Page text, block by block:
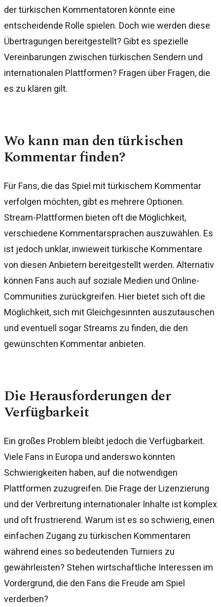
der türkischen Kommentatoren könnte eine
entscheidende Rolle spielen. Doch wie werden diese
Übertragungen bereitgestellt? Gibt es spezielle
Vereinbarungen zwischen türkischen Sendern und
internationalen Plattformen? Fragen über Fragen, die
es zu klären gilt.
Wo kann man den türkischen
Kommentar finden?
Für Fans, die das Spiel mit türkischem Kommentar
verfolgen möchten, gibt es mehrere Optionen.
Stream-Plattformen bieten oft die Möglichkeit,
verschiedene Kommentarsprachen auszuwählen. Es
ist jedoch unklar, inwieweit türkische Kommentare
von diesen Anbietern bereitgestellt werden. Alternativ
können Fans auch auf soziale Medien und Online-
Communities zurückgreifen. Hier bietet sich oft die
Möglichkeit, sich mit Gleichgesinnten auszutauschen
und eventuell sogar Streams zu finden, die den
gewünschten Kommentar anbieten.
Die Herausforderungen der
Verfügbarkeit
Ein großes Problem bleibt jedoch die Verfügbarkeit.
Viele Fans in Europa und anderswo könnten
Schwierigkeiten haben, auf die notwendigen
Plattformen zuzugreifen. Die Frage der Lizenzierung
und der Verbreitung internationaler Inhalte ist komplex
und oft frustrierend. Warum ist es so schwierig, einen
einfachen Zugang zu türkischen Kommentaren
während eines so bedeutenden Turniers zu
gewährleisten? Stehen wirtschaftliche Interessen im
Vordergrund, die den Fans die Freude am Spiel
verderben?